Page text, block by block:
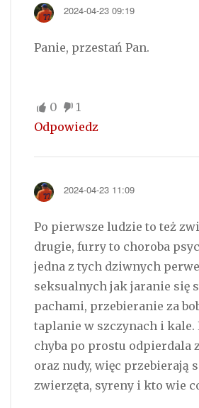
2024-04-23 09:19
Panie, przestań Pan.
0
1
Odpowiedz
2024-04-23 11:09
Po pierwsze ludzie to też
drugie, furry to choroba
jedna z tych dziwnych
seksualnych jak jaranie się
pachami, przebieranie za
taplanie w szczynach i kale.
chyba po prostu odpierdala
oraz nudy, więc przebierają
zwierzęta, syreny i kto wie